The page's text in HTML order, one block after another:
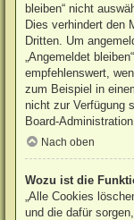
bleiben“ nicht
Dies verhindert den
Dritten. Um
„Angemeldet
empfehlenswert,
zum Beispiel in
nicht zur Verfügung
Board-
Nach oben
Wozu ist die
„Alle Cookies
und die dafür